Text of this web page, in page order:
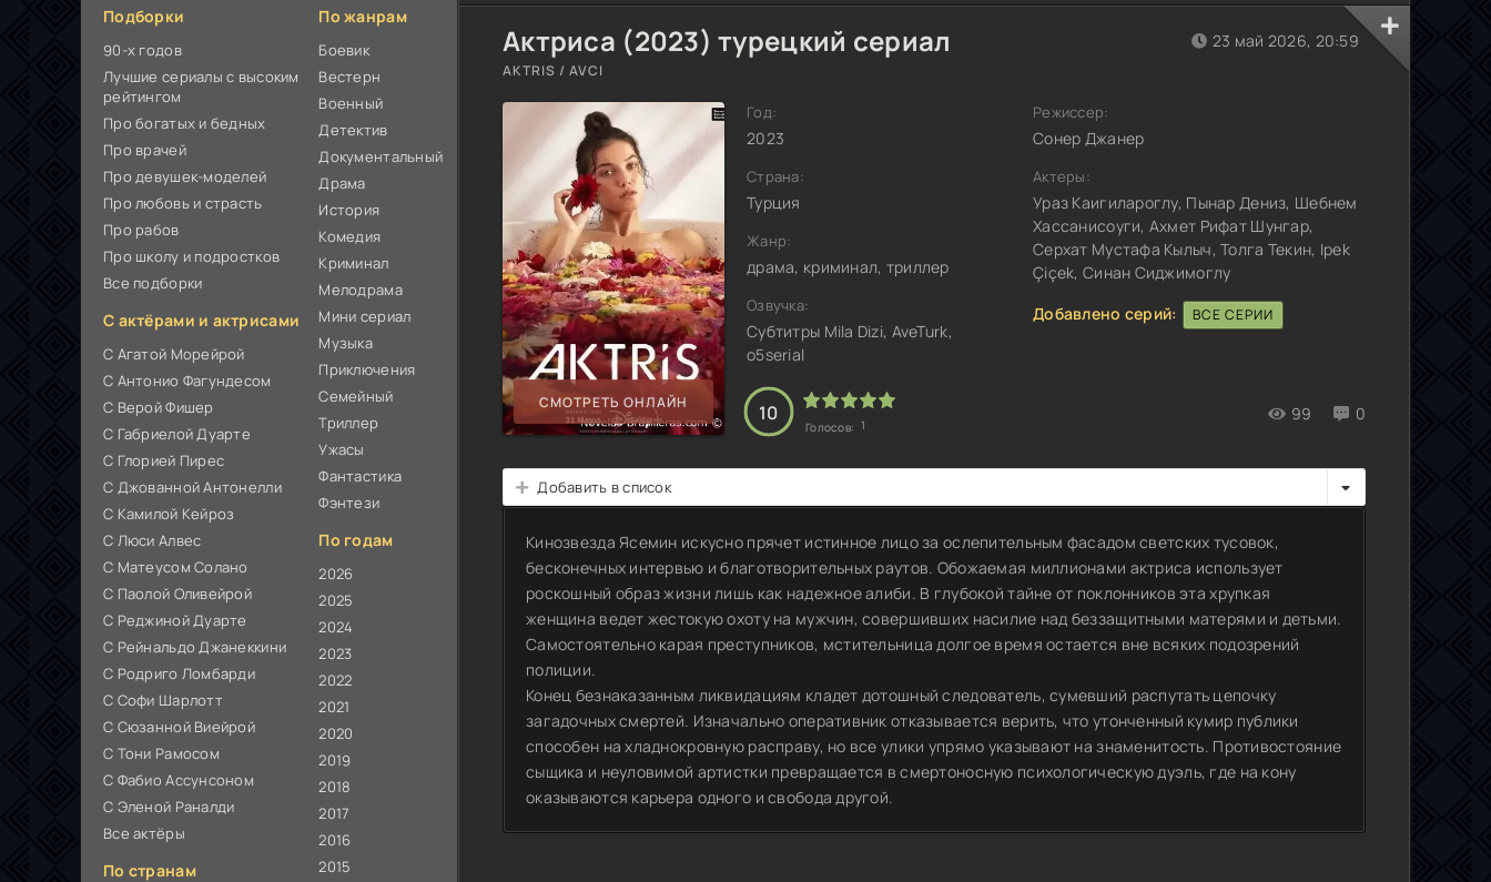
Подборки
90-х годов
Лучшие сериалы с высоким
рейтингом
Про богатых и бедных
Про врачей
Про девушек-моделей
Про любовь и страсть
Про рабов
Про школу и подростков
Все подборки
С актёрами и актрисами
С Агатой Морейрой
С Антонио Фагундесом
С Верой Фишер
С Габриелой Дуарте
С Глорией Пирес
С Джованной Антонелли
С Камилой Кейроз
С Люси Алвес
С Матеусом Солано
С Паолой Оливейрой
С Реджиной Дуарте
С Рейнальдо Джанеккини
С Родриго Ломбарди
С Софи Шарлотт
С Сюзанной Виейрой
С Тони Рамосом
С Фабио Ассунсоном
С Эленой Раналди
Все актёры
По странам
По жанрам
Боевик
Вестерн
Военный
Детектив
Документальный
Драма
История
Комедия
Криминал
Мелодрама
Мини сериал
Музыка
Приключения
Семейный
Триллер
Ужасы
Фантастика
Фэнтези
По годам
2026
2025
2024
2023
2022
2021
2020
2019
2018
2017
2016
2015
Актриса (2023) турецкий сериал
AKTRIS / AVCI
СМОТРЕТЬ ОНЛАЙН
Год:
2023
Страна:
Турция
Жанр:
драма, криминал, триллер
Озвучка:
Субтитры Mila Dizi, AveTurk,
o5serial
10
Голосов: 1
99 0
23 май 2026, 20:59
Режиссер:
Сонер Джанер
Актеры:
Ураз Каигилароглу, Пынар Дениз, Шебнем
Хассанисоуги, Ахмет Рифат Шунгар,
Серхат Мустафа Кылыч, Толга Текин, Ipek
Çiçek, Синан Сиджимоглу
Добавлено серий:
ВСЕ СЕРИИ
Добавить в список
Кинозвезда Ясемин искусно прячет истинное лицо за ослепительным фасадом светских тусовок,
бесконечных интервью и благотворительных раутов. Обожаемая миллионами актриса использует
роскошный образ жизни лишь как надежное алиби. В глубокой тайне от поклонников эта хрупкая
женщина ведет жестокую охоту на мужчин, совершивших насилие над беззащитными матерями и детьми.
Самостоятельно карая преступников, мстительница долгое время остается вне всяких подозрений
полиции.
Конец безнаказанным ликвидациям кладет дотошный следователь, сумевший распутать цепочку
загадочных смертей. Изначально оперативник отказывается верить, что утонченный кумир публики
способен на хладнокровную расправу, но все улики упрямо указывают на знаменитость. Противостояние
сыщика и неуловимой артистки превращается в смертоносную психологическую дуэль, где на кону
оказываются карьера одного и свобода другой.